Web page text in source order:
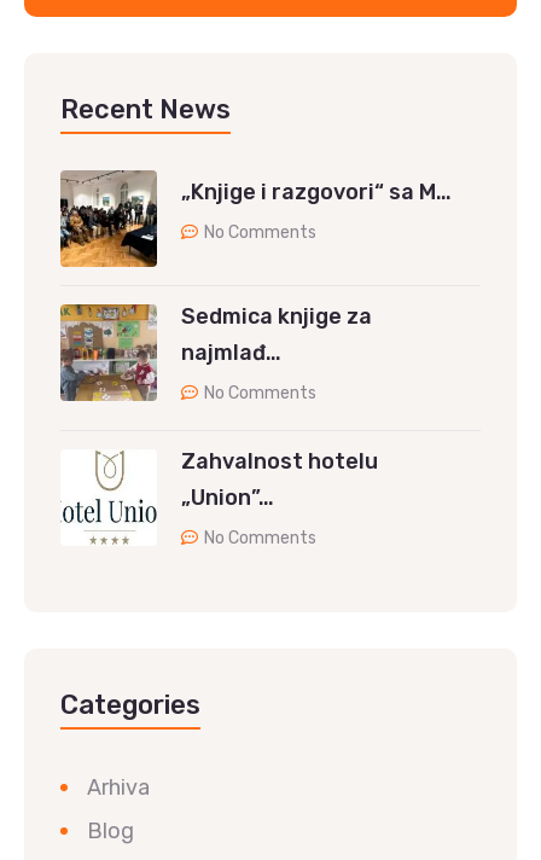
Recent News
„Knjige i razgovori“ sa M…
No Comments
Sedmica knjige za
najmlađ…
No Comments
Zahvalnost hotelu
„Union”…
No Comments
Categories
Arhiva
Blog